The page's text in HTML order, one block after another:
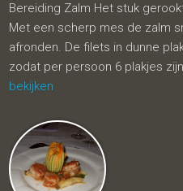
Bereiding Zalm Het stuk
Met een scherp mes de zalm
afronden. De filets in dunne
zodat per persoon 6 plakjes
bekijken